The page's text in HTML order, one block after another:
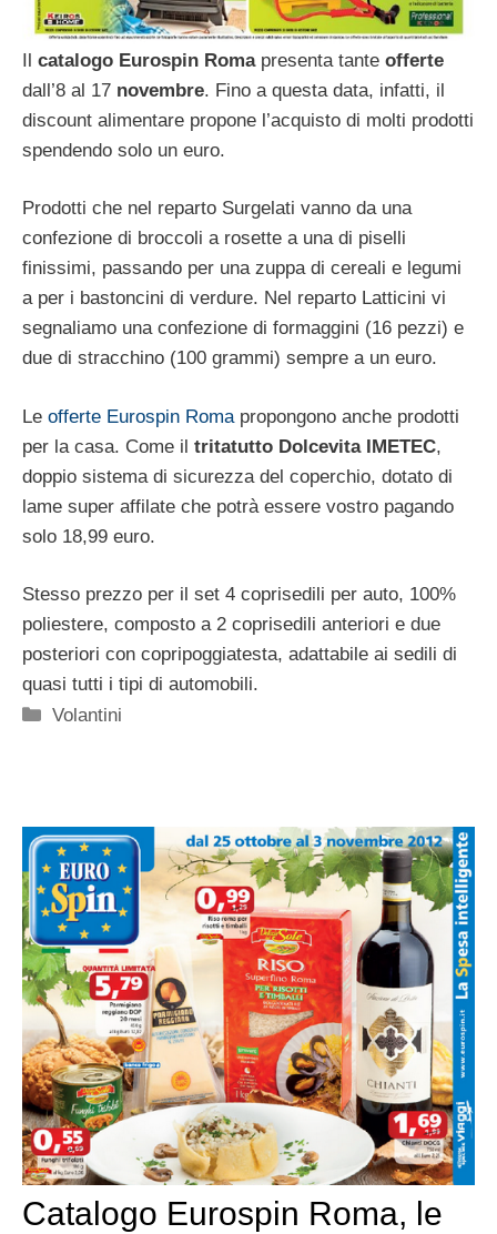
Il catalogo Eurospin Romapresenta tante offerte
dall’8 al 17 novembre. Fino a questa data, infatti, il
discount alimentare propone l’acquisto di molti prodotti
spendendo solo un euro.
Prodotti che nel reparto Surgelati vanno da una
confezione di broccoli a rosette a una di piselli
finissimi, passando per una zuppa di cereali e legumi
a per i bastoncini di verdure. Nel reparto Latticini vi
segnaliamo una confezione di formaggini (16 pezzi) e
due di stracchino (100 grammi) sempre a un euro.
Le offerte Eurospin Romapropongono anche prodotti
per la casa. Come il tritatutto Dolcevita IMETEC,
doppio sistema di sicurezza del coperchio, dotato di
lame super affilate che potrà essere vostro pagando
solo 18,99 euro.
Stesso prezzo per il set 4 coprisedili per auto, 100%
poliestere, composto a 2 coprisedili anteriori e due
posteriori con copripoggiatesta, adattabile ai sedili di
quasi tutti i tipi di automobili.
Categorie
Volantini
Catalogo Eurospin Roma, le